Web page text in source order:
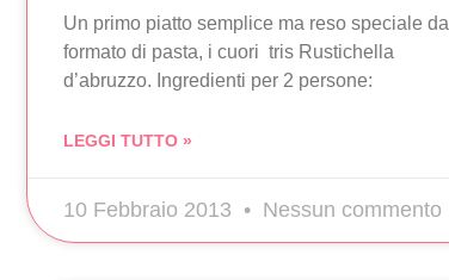
Un primo piatto semplice ma reso speciale dal
formato di pasta, i cuori tris Rustichella
d’abruzzo. Ingredienti per 2 persone:
LEGGI TUTTO »
10 Febbraio 2013 Nessun commento